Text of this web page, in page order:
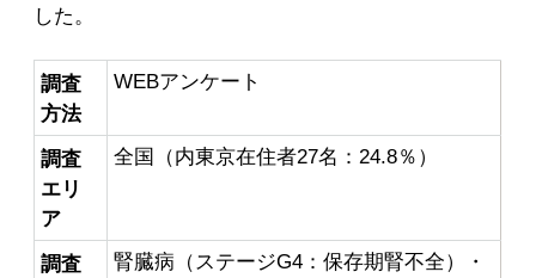
した。
調査
方法
WEBアンケート
調査
エリ
ア
全国（内東京在住者27名：24.8％）
調査
腎臓病（ステージG4：保存期腎不全）・